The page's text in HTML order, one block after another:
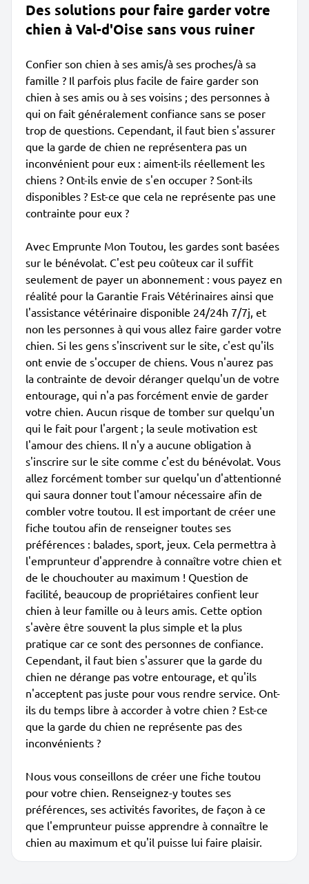
Des solutions pour faire garder votre
chien à Val-d'Oise sans vous ruiner
Confier son chien à ses amis/à ses proches/à sa
famille ? Il parfois plus facile de faire garder son
chien à ses amis ou à ses voisins ; des personnes à
qui on fait généralement confiance sans se poser
trop de questions. Cependant, il faut bien s'assurer
que la garde de chien ne représentera pas un
inconvénient pour eux : aiment-ils réellement les
chiens ? Ont-ils envie de s'en occuper ? Sont-ils
disponibles ? Est-ce que cela ne représente pas une
contrainte pour eux ?
Avec Emprunte Mon Toutou, les gardes sont basées
sur le bénévolat. C'est peu coûteux car il suffit
seulement de payer un abonnement : vous payez en
réalité pour la Garantie Frais Vétérinaires ainsi que
l'assistance vétérinaire disponible 24/24h 7/7j, et
non les personnes à qui vous allez faire garder votre
chien. Si les gens s'inscrivent sur le site, c'est qu'ils
ont envie de s'occuper de chiens. Vous n'aurez pas
la contrainte de devoir déranger quelqu'un de votre
entourage, qui n'a pas forcément envie de garder
votre chien. Aucun risque de tomber sur quelqu'un
qui le fait pour l'argent ; la seule motivation est
l'amour des chiens. Il n'y a aucune obligation à
s'inscrire sur le site comme c'est du bénévolat. Vous
allez forcément tomber sur quelqu'un d'attentionné
qui saura donner tout l'amour nécessaire afin de
combler votre toutou. Il est important de créer une
fiche toutou afin de renseigner toutes ses
préférences : balades, sport, jeux. Cela permettra à
l'emprunteur d'apprendre à connaître votre chien et
de le chouchouter au maximum ! Question de
facilité, beaucoup de propriétaires confient leur
chien à leur famille ou à leurs amis. Cette option
s'avère être souvent la plus simple et la plus
pratique car ce sont des personnes de confiance.
Cependant, il faut bien s'assurer que la garde du
chien ne dérange pas votre entourage, et qu'ils
n'acceptent pas juste pour vous rendre service. Ont-
ils du temps libre à accorder à votre chien ? Est-ce
que la garde du chien ne représente pas des
inconvénients ?
Nous vous conseillons de créer une fiche toutou
pour votre chien. Renseignez-y toutes ses
préférences, ses activités favorites, de façon à ce
que l'emprunteur puisse apprendre à connaître le
chien au maximum et qu'il puisse lui faire plaisir.